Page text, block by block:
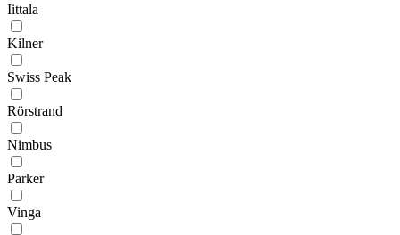
Iittala
Kilner
Swiss Peak
Rörstrand
Nimbus
Parker
Vinga